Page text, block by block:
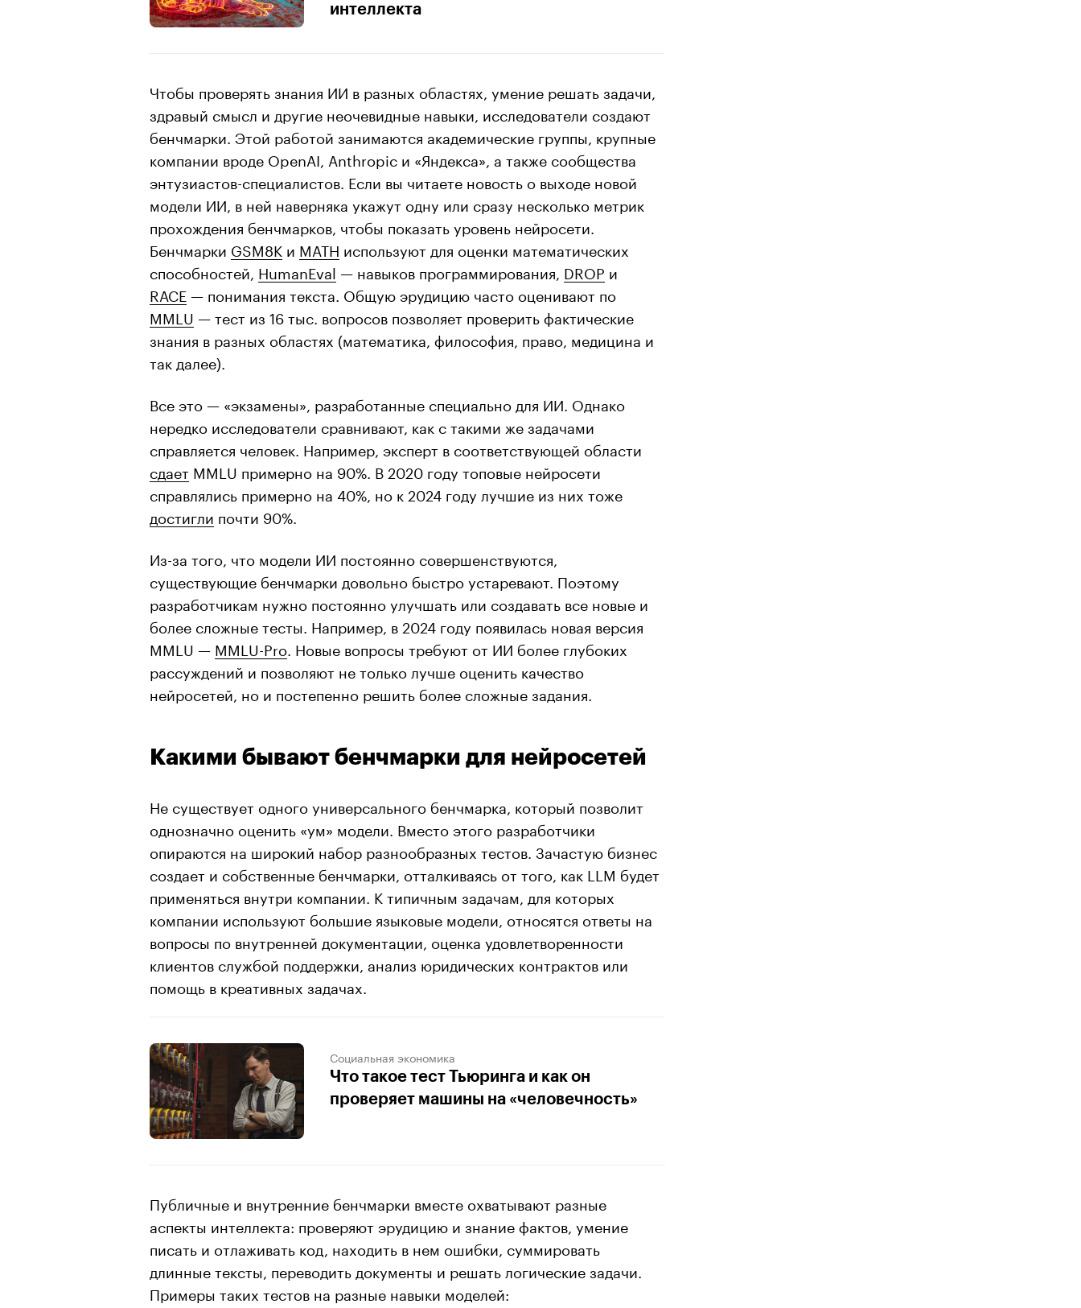
интеллекта
Чтобы проверять знания ИИ в разных областях, умение решать задачи,
здравый смысл и другие неочевидные навыки, исследователи создают
бенчмарки. Этой работой занимаются академические группы, крупные
компании вроде OpenAI, Anthropic и «Яндекса», а также сообщества
энтузиастов-специалистов. Если вы читаете новость о выходе новой
модели ИИ, в ней наверняка укажут одну или сразу несколько метрик
прохождения бенчмарков, чтобы показать уровень нейросети.
Бенчмарки GSM8K и MATH используют для оценки математических
способностей, HumanEval — навыков программирования, DROP и
RACE — понимания текста. Общую эрудицию часто оценивают по
MMLU — тест из 16 тыс. вопросов позволяет проверить фактические
знания в разных областях (математика, философия, право, медицина и
так далее).
Все это — «экзамены», разработанные специально для ИИ. Однако
нередко исследователи сравнивают, как с такими же задачами
справляется человек. Например, эксперт в соответствующей области
сдает MMLU примерно на 90%. В 2020 году топовые нейросети
справлялись примерно на 40%, но к 2024 году лучшие из них тоже
достигли почти 90%.
Из-за того, что модели ИИ постоянно совершенствуются,
существующие бенчмарки довольно быстро устаревают. Поэтому
разработчикам нужно постоянно улучшать или создавать все новые и
более сложные тесты. Например, в 2024 году появилась новая версия
MMLU — MMLU-Pro . Новые вопросы требуют от ИИ более глубоких
рассуждений и позволяют не только лучше оценить качество
нейросетей, но и постепенно решить более сложные задания.
Какими бывают бенчмарки для нейросетей
Не существует одного универсального бенчмарка, который позволит
однозначно оценить «ум» модели. Вместо этого разработчики
опираются на широкий набор разнообразных тестов. Зачастую бизнес
создает и собственные бенчмарки, отталкиваясь от того, как LLM будет
применяться внутри компании. К типичным задачам, для которых
компании используют большие языковые модели, относятся ответы на
вопросы по внутренней документации, оценка удовлетворенности
клиентов службой поддержки, анализ юридических контрактов или
помощь в креативных задачах.
Социальная экономика
Что такое тест Тьюринга и как он
проверяет машины на «человечность»
Публичные и внутренние бенчмарки вместе охватывают разные
аспекты интеллекта: проверяют эрудицию и знание фактов, умение
писать и отлаживать код, находить в нем ошибки, суммировать
длинные тексты, переводить документы и решать логические задачи.
Примеры таких тестов на разные навыки моделей: